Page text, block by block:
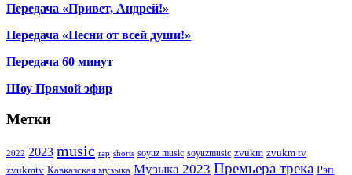
Передача «Привет, Андрей!»
Передача «Песни от всей души!»
Передача 60 минут
Шоу Прямой эфир
Метки
2022 2023 music rap shorts soyuz music soyuzmusic zvukm zvukm tv
zvukmtv Кавказская музыка Музыка 2023 Премьера трека Рэп